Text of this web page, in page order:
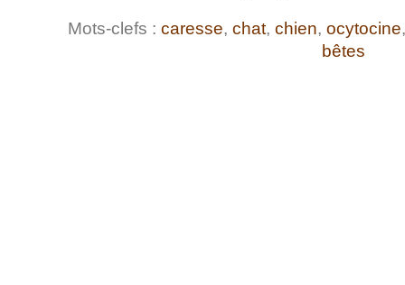
Mots-clefs : caresse, chat, chien, ocytocine
bêtes